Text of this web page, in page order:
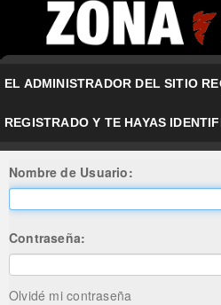
CONTENIDO
COMUNIDAD
FEEEDBACK
FOROS
EL ADMINISTRADOR DEL SITIO
REGISTRADO Y TE HAYAS
Nombre de Usuario:
Contraseña:
Olvidé mi contraseña